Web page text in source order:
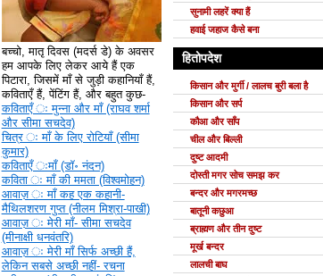
बच्चो, मातृ दिवस (मदर्स डे) के अवसर
हम आपके लिए लेकर आये हैं एक
पिटारा, जिसमें माँ से जुड़ी कहानियाँ हैं,
कविताएँ हैं, पेंटिंग हैं, और बहुत कुछ-
कविताएँ ‍ः मुन्ना और माँ (राघव शर्मा
और सीमा सचदेव)
चित्र ‍ः माँ के लिए रोटियाँ (सीमा
कुमार)
कविताएँ ‍ःमाँ (डॉ॰ नंदन)
कविता ‍ः माँ की ममता (विश्वमोहन)
आवाज़ ‍ः माँ कह एक कहानी-
मैथिलशरण गुप्त (नीलम मिश्रा-पाखी)
आवाज़ ‍ः मेरी माँ- सीमा सचदेव
(मीनाक्षी धनवंतरि)
आवाज़ ‍ः मेरी माँ सिर्फ अच्छी हैं,
लेकिन सबसे अच्छी नहीं- रचना
सुनामी लहरें क्या हैं
हवाई जहाज कैसे बना
हितोपदेश
किसान और मुर्गी / लालच बुरी बला है
किसान और सर्प
कौआ और साँप
चील और बिल्ली
दुष्ट आदमी
दोस्ती मगर सोच समझ कर
बन्दर और मगरमच्छ
बातूनी कछुआ
ब्राह्मण और तीन दुष्ट
मूर्ख बन्दर
लालची बाघ